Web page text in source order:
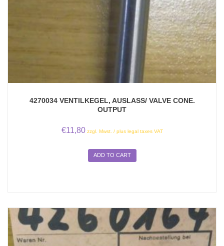
4270034 VENTILKEGEL, AUSLASS/ VALVE CONE.
OUTPUT
€11,80 zzgl. Mwst. / plus legal taxes VAT
ADD TO CART